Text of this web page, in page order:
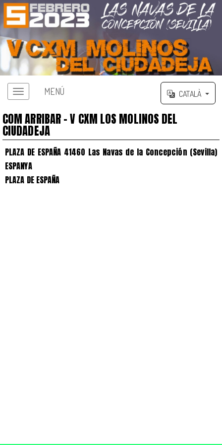
MENÚ CATALÀ
COM ARRIBAR - V CXM LOS MOLINOS DEL
CIUDADEJA
PLAZA DE ESPAÑA 41460 Las Navas de la Concepción (Sevilla)
ESPANYA
PLAZA DE ESPAÑA